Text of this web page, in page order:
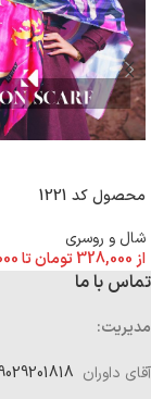
محصول کد 1221
شال و روسری
از 328,000تومانتا
تماس با ما
مدیریت:
آقای داوران